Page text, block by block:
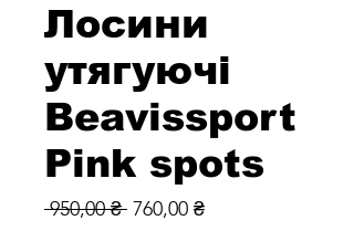
Лосини
утягуючі
Beavissport
Pink spots
950,00 ₴ Звичайна
760,00 ₴За